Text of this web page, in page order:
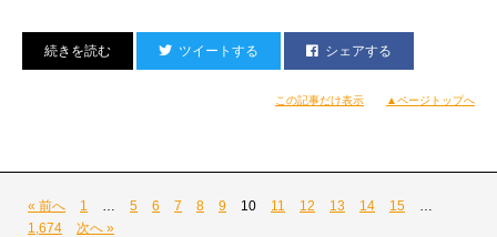
偽のセットリスト
まで用意して
お弁当はリッチに『ビストロ石川亭』さんのヤツであった。
冷えてるのにめっちゃ美味しかったのにびっくりした。
いかと感じております。
またチッタに大きな思い出が出来てしまった。
会場に入り皆様をお待ちいたします。
またせっかくチケットをお持ちでしたのに、
公演直前に新型コロナウイルスに感染されたり、濃厚接触者と認定された方
ツイートする シェアする
この記事だけ表示 ▲ページトップへ
« 前へ 1 5 6 7 8 9 10 11 12 13 14 15
1,674
次へ »